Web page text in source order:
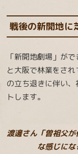
戦後の新開地に
「新開地劇場」が
と大阪で林業をさ
の立ち退きに伴い
トします。
渡邊さん「曽祖父
な感じに